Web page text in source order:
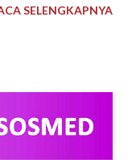
Real Estate
bahan
Arguna Jaya
SELENGKAPNYA